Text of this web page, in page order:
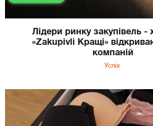
Лідери ринку закупівель -
«Zakupivli Кращі»
компаній
Успіх